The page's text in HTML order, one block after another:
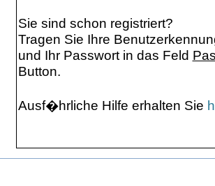
Sie sind schon registriert?
Tragen Sie Ihre
und Ihr Passwort in das Feld
Button.
Ausf�hrliche Hilfe erhalten Sie